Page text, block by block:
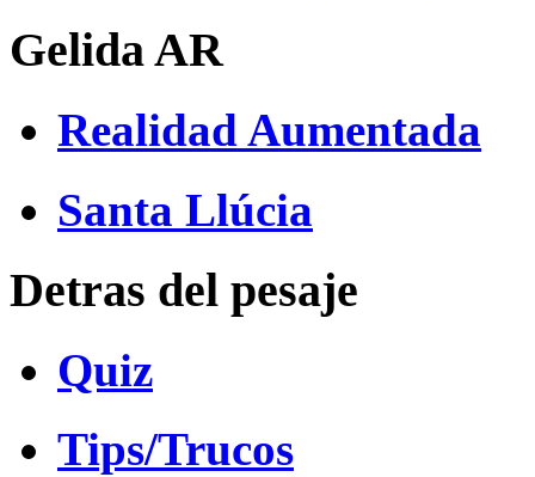
Gelida AR
Realidad Aumentada
Santa Llúcia
Detras del pesaje
Quiz
Tips/Trucos